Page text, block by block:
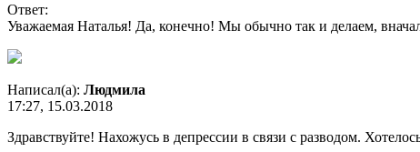
Ответ:
Уважаемая Наталья! Да, конечно! Мы обычно так и делаем,
Написал(а): Людмила
17:27, 15.03.2018
Здравствуйте! Нахожусь в депрессии в связи с разводом.